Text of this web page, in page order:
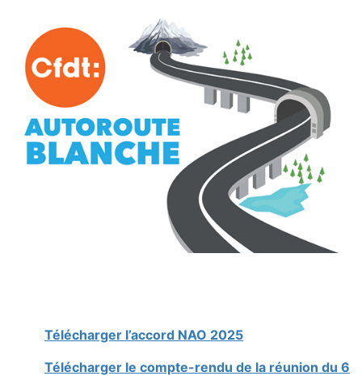
Télécharger l’accord NAO 2025
Télécharger le compte-rendu de la réunion du 6